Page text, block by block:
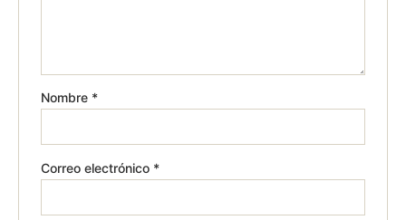
Nombre *
Correo electrónico *